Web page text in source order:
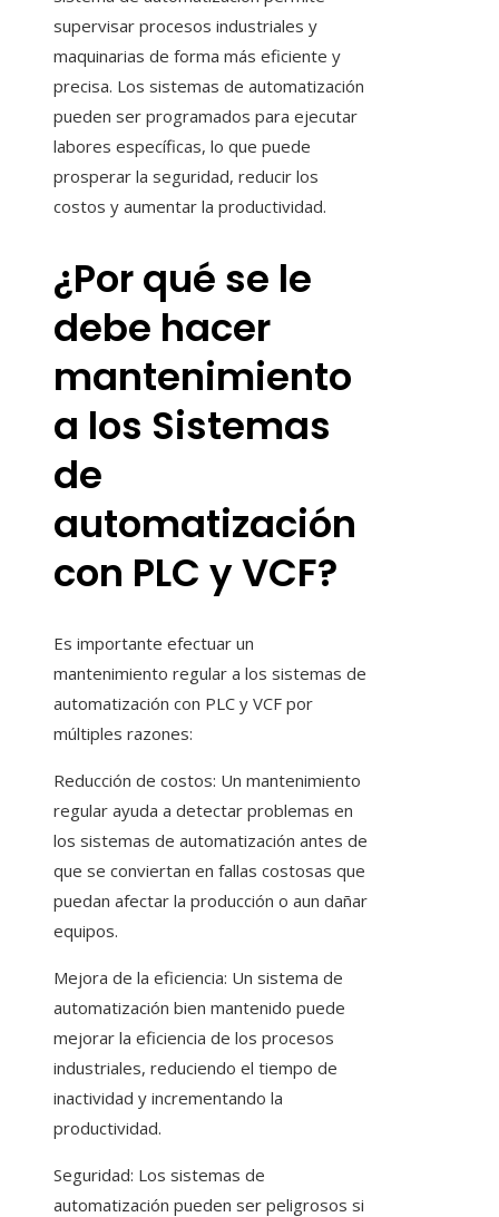
supervisar procesos industriales y
maquinarias de forma más eficiente y
precisa. Los sistemas de automatización
pueden ser programados para ejecutar
labores específicas, lo que puede
prosperar la seguridad, reducir los
costos y aumentar la productividad.
¿Por qué se le
debe hacer
mantenimiento
a los Sistemas
de
automatización
con PLC y VCF?
Es importante efectuar un
mantenimiento regular a los sistemas de
automatización con PLC y VCF por
múltiples razones:
Reducción de costos: Un mantenimiento
regular ayuda a detectar problemas en
los sistemas de automatización antes de
que se conviertan en fallas costosas que
puedan afectar la producción o aun dañar
equipos.
Mejora de la eficiencia: Un sistema de
automatización bien mantenido puede
mejorar la eficiencia de los procesos
industriales, reduciendo el tiempo de
inactividad y incrementando la
productividad.
Seguridad: Los sistemas de
automatización pueden ser peligrosos si